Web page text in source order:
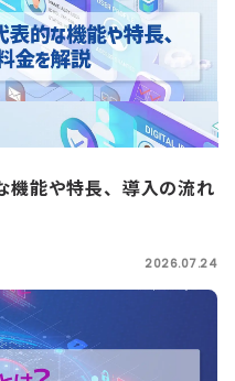
能や特長、導入の流れ
2026.07.24